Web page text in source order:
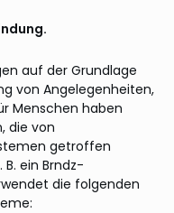
auf der Grundlage
von Angelegenheiten,
Menschen haben
die von
getroffen
ein Brndz-
die folgenden